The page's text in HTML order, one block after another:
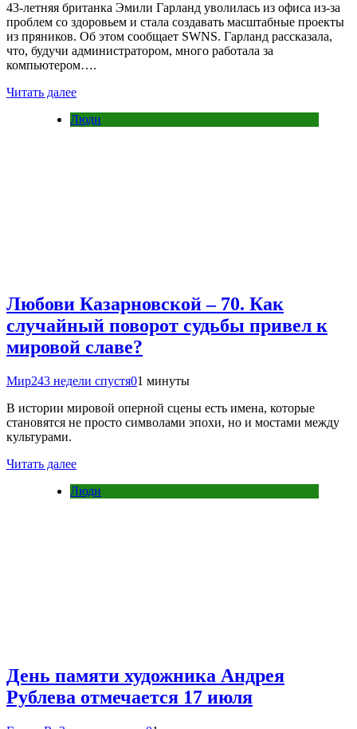
43-летняя британка Эмили Гарланд уволилась из офиса из-за
проблем со здоровьем и стала создавать масштабные проекты
из пряников. Об этом сообщает SWNS. Гарланд рассказала,
что, будучи администратором, много работала за
компьютером….
Читать далее
Люди
Любови Казарновской – 70. Как
случайный поворот судьбы привел к
мировой славе?
Мир243 недели спустя01 минуты
В истории мировой оперной сцены есть имена, которые
становятся не просто символами эпохи, но и мостами между
культурами.
Читать далее
Люди
День памяти художника Андрея
Рублева отмечается 17 июля